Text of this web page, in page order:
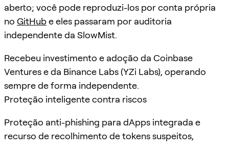
aberto; você pode reproduzi-los por conta própria
no GitHube eles passaram por auditoria
independente da SlowMist.
Recebeu investimento e adoção da Coinbase
Ventures e da Binance Labs (YZi Labs), operando
sempre de forma independente.
Proteção inteligente contra riscos
Proteção anti-phishing para dApps integrada e
recurso de recolhimento de tokens suspeitos,